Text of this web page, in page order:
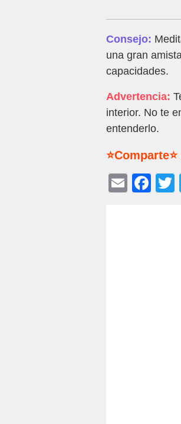
Consejo:
una gran
capacidades.
Advertencia:
interior. No te
entenderlo.
E
F